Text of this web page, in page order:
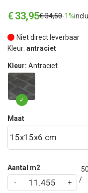
€ 33,95€34,50-1%
Niet direct leverbaar
Kleur: antraciet
Kleur: Antraciet
Maat
Aantal m2